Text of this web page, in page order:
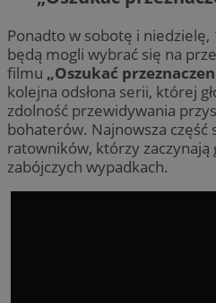
Ponadto w sobotę i
będą mogli wybrać się na
filmu „Oszukać
kolejna odsłona serii, której
zdolność przewidywania
bohaterów. Najnowsza część
ratowników, którzy zaczynają
zabójczych wypadkach.